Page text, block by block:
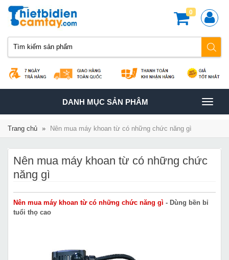
0
TOGGLE
NAVIGATION
DANH MỤC SẢN PHÂM
Trang chủ » Nên mua máy khoan từ có những chức năng gì
Nên mua máy khoan từ có những chức
năng gì
Nên mua máy khoan từ có những chức năng gì - Dùng bền bỉ
tuổi thọ cao